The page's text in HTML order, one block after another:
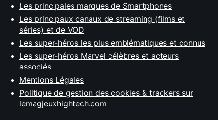
Les principales marques de Smartphones
Les principaux canaux de streaming (films et
séries) et de VOD
Les super-héros les plus emblématiques et connus
Les super-héros Marvel célèbres et acteurs
associés
Mentions Légales
Politique de gestion des cookies & trackers sur
lemagjeuxhightech.com